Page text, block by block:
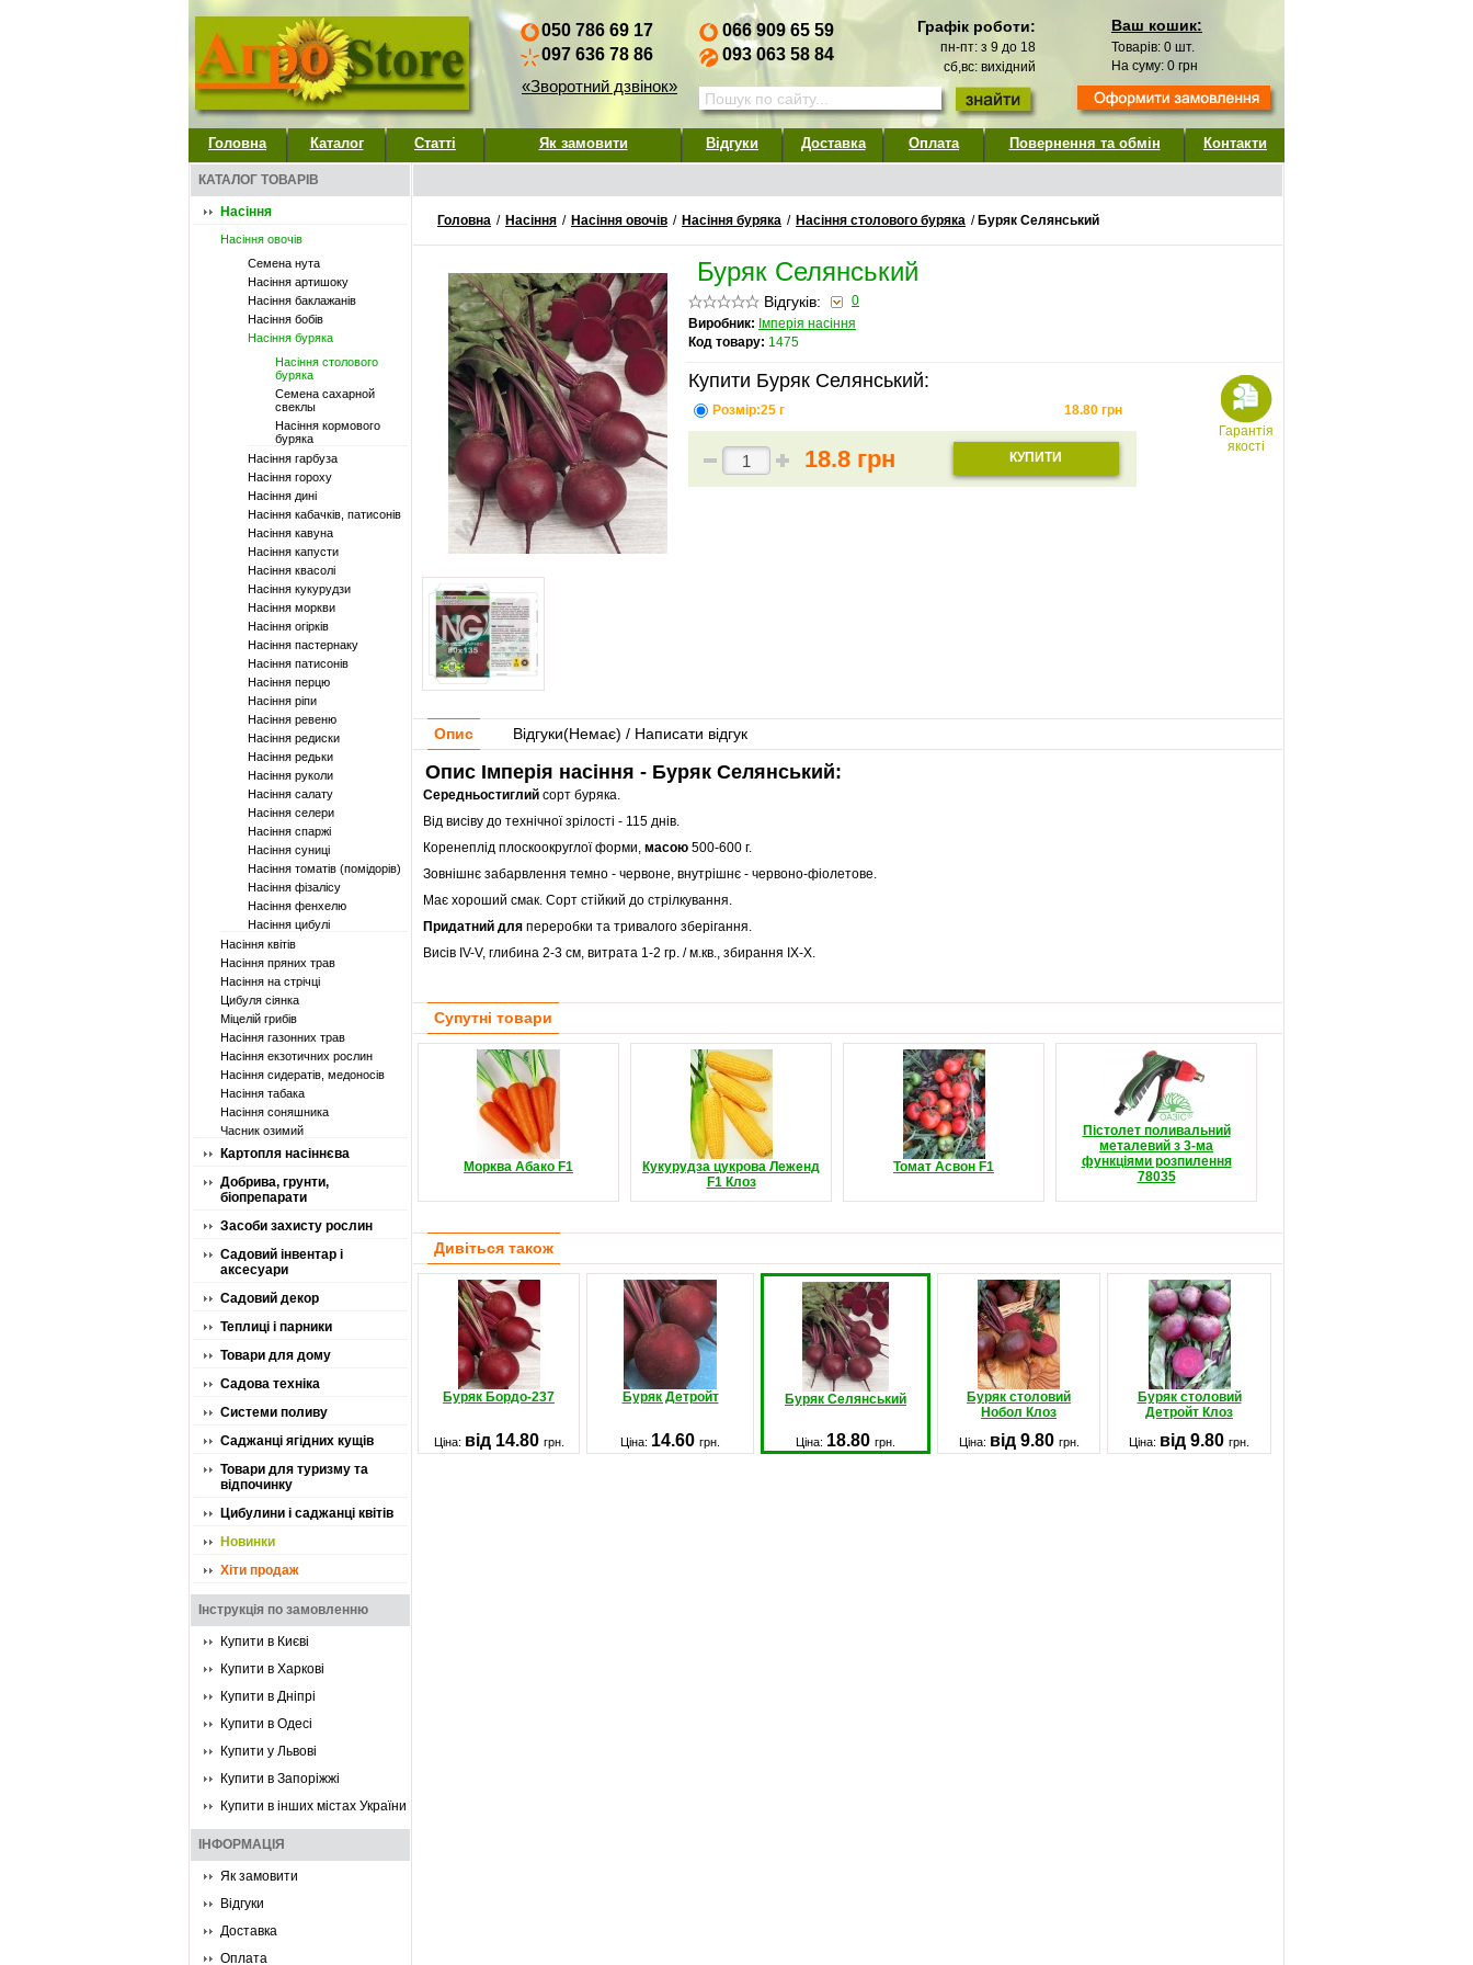
050 786 69 17
097 636 78 86
«Зворотний дзвінок»
066 909 65 59
093 063 58 84
Графік роботи:
пн-пт: з 9 до 18
сб,вс: вихідний
Ваш кошик:
Товарів: 0 шт.
На суму: 0 грн
Головна Каталог Статті Як замовити Відгуки Доставка Оплата Повернення та обмін Контакти
КАТАЛОГ ТОВАРІВ
Насіння
Насіння овочів
Семена нута
Насіння артишоку
Насіння баклажанів
Насіння бобів
Насіння буряка
Насіння столового
буряка
Семена сахарной
свеклы
Насіння кормового
буряка
Насіння гарбуза
Насіння гороху
Насіння дині
Насіння кабачків, патисонів
Насіння кавуна
Насіння капусти
Насіння квасолі
Насіння кукурудзи
Насіння моркви
Насіння огірків
Насіння пастернаку
Насіння патисонів
Насіння перцю
Насіння ріпи
Насіння ревеню
Насіння редиски
Насіння редьки
Насіння руколи
Насіння салату
Насіння селери
Насіння спаржі
Насіння суниці
Насіння томатів (помідорів)
Насіння фізалісу
Насіння фенхелю
Насіння цибулі
Насіння квітів
Насіння пряних трав
Насіння на стрічці
Цибуля сіянка
Міцелій грибів
Насіння газонних трав
Насіння екзотичних рослин
Насіння сидератів, медоносів
Насіння табака
Насіння соняшника
Часник озимий
Картопля насіннєва
Добрива, грунти,
біопрепарати
Засоби захисту рослин
Садовий інвентар і
аксесуари
Садовий декор
Теплиці і парники
Товари для дому
Садова техніка
Системи поливу
Саджанці ягідних кущів
Товари для туризму та
відпочинку
Цибулини і саджанці квітів
Новинки
Хіти продаж
Інструкція по замовленню
Купити в Києві
Купити в Харкові
Купити в Дніпрі
Купити в Одесі
Купити у Львові
Купити в Запоріжжі
Купити в інших містах України
ІНФОРМАЦІЯ
Як замовити
Відгуки
Доставка
Оплата
Головна / Насіння / Насіння овочів / Насіння буряка / Насіння столового буряка / Буряк Селянський
Буряк Селянський
Відгуків:
0
Виробник: Імперія насіння
Код товару: 1475
Купити Буряк Селянський:
Розмір:25 г 18.80 грн
18.8 грн КУПИТИ
Гарантія
якості
Опис Відгуки(Немає) / Написати відгук
Опис Імперія насіння - Буряк Селянський:
Середньостиглий сорт буряка.
Від висіву до технічної зрілості - 115 днів.
Коренеплід плоскоокруглої форми, масою 500-600 г.
Зовнішнє забарвлення темно - червоне, внутрішнє - червоно-фіолетове.
Має хороший смак. Сорт стійкий до стрілкування.
Придатний для переробки та тривалого зберігання.
Висів IV-V, глибина 2-3 см, витрата 1-2 гр. / м.кв., збирання IX-X.
Супутні товари
Морква Абако F1
Кукурудза цукрова Леженд
F1 Клоз
Томат Асвон F1
Пістолет поливальний
металевий з 3-ма
функціями розпилення
78035
Дивіться також
Буряк Бордо-237 Буряк Детройт Буряк Селянський
Буряк столовий
Нобол Клоз
Буряк столовий
Детройт Клоз
Ціна: від 14.80 грн. Ціна: 14.60 грн. Ціна: 18.80 грн. Ціна: від 9.80 грн. Ціна: від 9.80 грн.